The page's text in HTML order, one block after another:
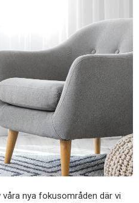
nya fokusområden där vi